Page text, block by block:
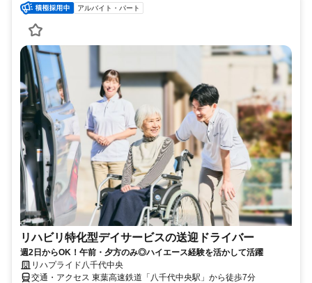
アルバイト・パート
リハビリ特化型デイサービスの送迎ドライバー
週2日からOK！午前・夕方のみ◎ハイエース経験を活かして活躍
リハプライド八千代中央
交通・アクセス 東葉高速鉄道「八千代中央駅」から徒歩7分